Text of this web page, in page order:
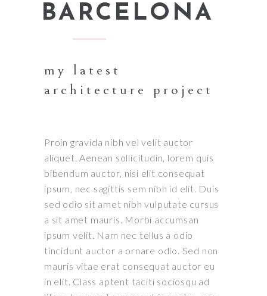
BARCELONA
my latest
architecture project
Proin gravida nibh vel velit auctor
aliquet. Aenean sollicitudin, lorem quis
bibendum auctor, nisi elit consequat
ipsum, nec sagittis sem nibh id elit. Duis
sed odio sit amet nibh vulputate cursus
a sit amet mauris. Morbi accumsan
ipsum velit. Nam nec tellus a odio
tincidunt auctor a ornare odio. Sed non
mauris vitae erat consequat auctor eu
in elit. Class aptent taciti sociosqu ad